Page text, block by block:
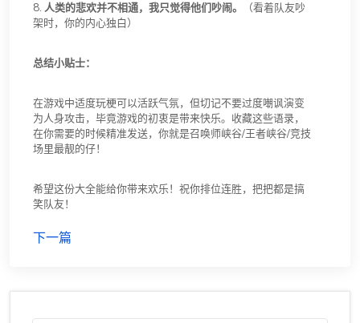
8. 人类的悲欢并不相通，我只觉得他们吵闹。
（看着队友吵
架时，你的内心独白）
总结小贴士：
在游戏中适度玩梗可以活跃气氛，但切记不要过度嘲讽演变
为人身攻击，毕竟游戏的初衷是带来快乐。收藏这些语录，
在你需要的时候精准发送，你就是召唤师峡谷/王者峡谷/竞技
场里最靓的仔！
希望这份大全能给你带来欢乐！祝你排位连胜，把把都是搞
笑队友！
下一篇